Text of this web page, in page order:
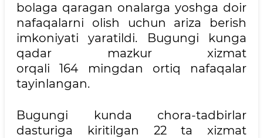
bolaga qaragan onalarga yoshga doir
nafaqalarni olish uchun ariza berish
imkoniyati yaratildi. Bugungi kunga
qadar mazkur xizmat
orqali 164 mingdan ortiq nafaqalar
tayinlangan.
Bugungi kunda chora-tadbirlar
dasturiga kiritilgan 22 ta xizmat